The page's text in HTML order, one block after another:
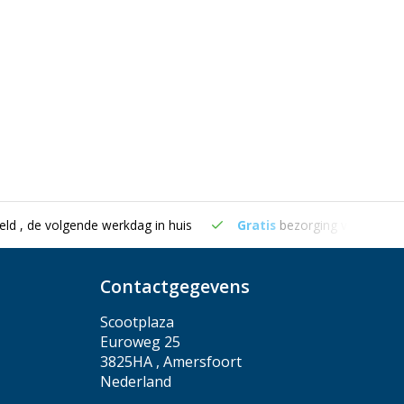
, de volgende werkdag in huis Gratis bezorging vanaf €50
Contactgegevens
Scootplaza
Euroweg 25
3825HA , Amersfoort
Nederland